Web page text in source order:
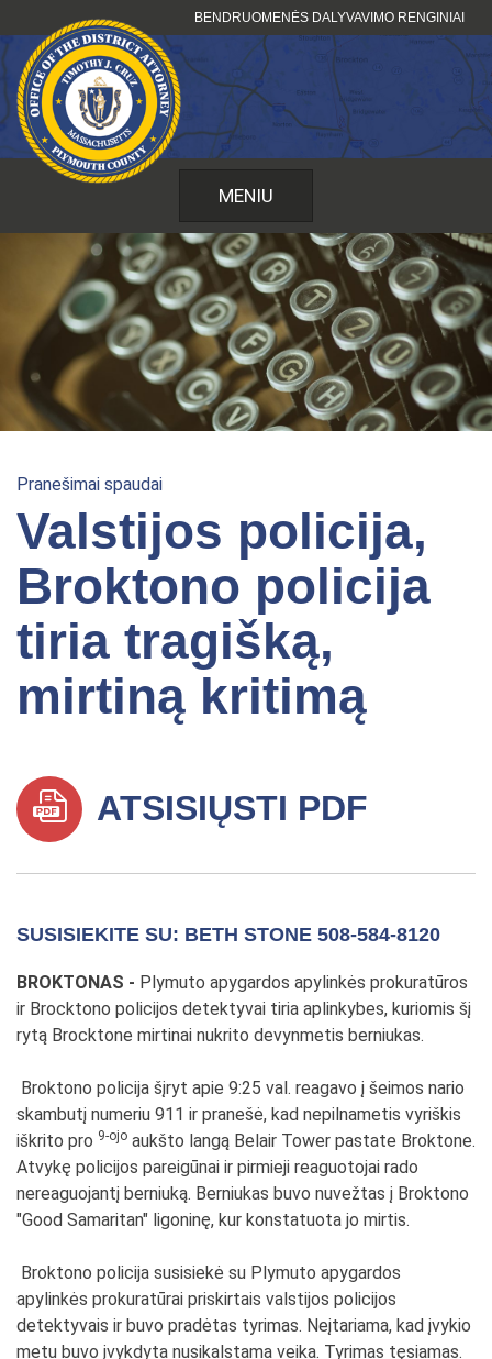
prie
turinio
BENDRUOMENĖS DALYVAVIMO RENGINIAI
MENIU
Pranešimai spaudai
Valstijos policija,
Broktono policija
tiria tragišką,
mirtiną kritimą
ATSISIŲSTI PDF
SUSISIEKITE SU: BETH STONE 508-584-8120
BROKTONAS - Plymuto apygardos apylinkės prokuratūros
ir Brocktono policijos detektyvai tiria aplinkybes, kuriomis šį
rytą Brocktone mirtinai nukrito devynmetis berniukas.
Broktono policija šįryt apie 9:25 val. reagavo į šeimos nario
skambutį numeriu 911 ir pranešė, kad nepilnametis vyriškis
iškrito pro 9-ojo aukšto langą Belair Tower pastate Broktone.
Atvykę policijos pareigūnai ir pirmieji reaguotojai rado
nereaguojantį berniuką. Berniukas buvo nuvežtas į Broktono
"Good Samaritan" ligoninę, kur konstatuota jo mirtis.
Broktono policija susisiekė su Plymuto apygardos
apylinkės prokuratūrai priskirtais valstijos policijos
detektyvais ir buvo pradėtas tyrimas. Neįtariama, kad įvykio
metu buvo įvykdyta nusikalstama veika. Tyrimas tęsiamas.